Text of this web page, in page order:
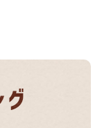
？～